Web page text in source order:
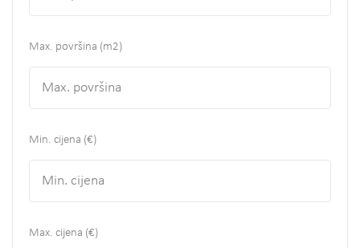
Max. površina (m2)
Min. cijena (€)
Max. cijena (€)